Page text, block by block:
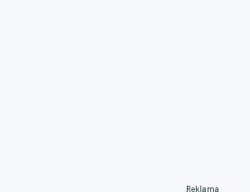
Reklama